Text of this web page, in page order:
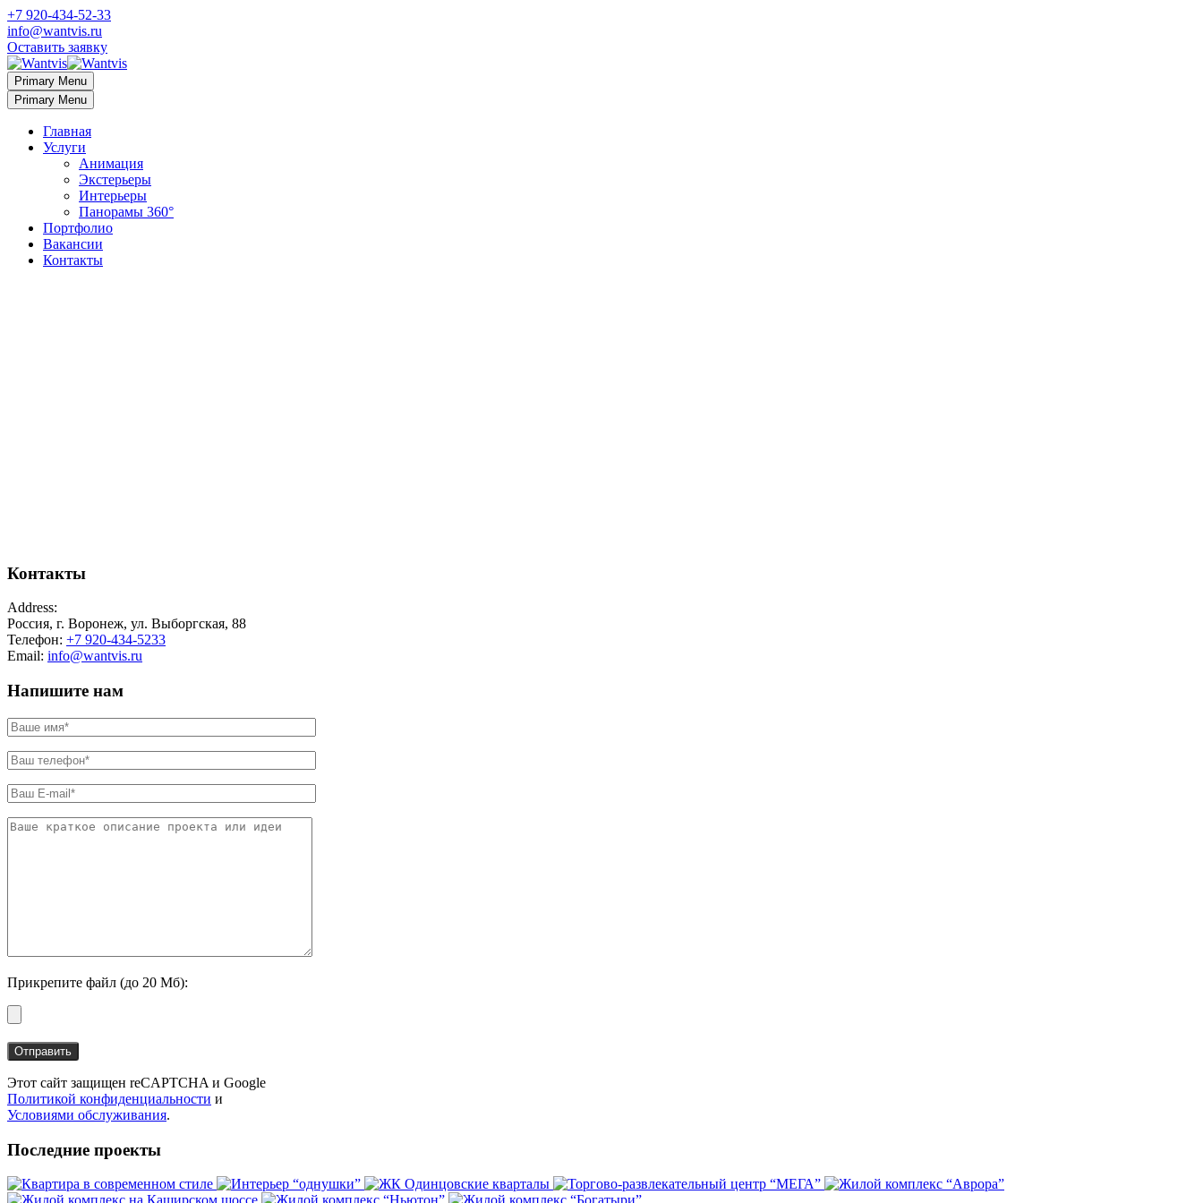
+7 920-434-52-33
info@wantvis.ru
Оставить заявку
Primary Menu
Primary Menu
Главная
Услуги
Анимация
Экстерьеры
Интерьеры
Панорамы 360°
Портфолио
Вакансии
Контакты
Контакты
Address:
Россия, г. Воронеж, ул. Выборгская, 88
Телефон: +7 920-434-5233
Email: info@wantvis.ru
Напишите нам
Прикрепите файл (до 20 Мб):
Этот сайт защищен reCAPTCHA и Google
Политикой конфиденциальности и
Условиями обслуживания.
Последние проекты